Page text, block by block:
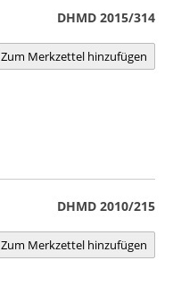
DHMD 2015/314
Zum Merkzettel hinzufügen
DHMD 2010/215
Zum Merkzettel hinzufügen